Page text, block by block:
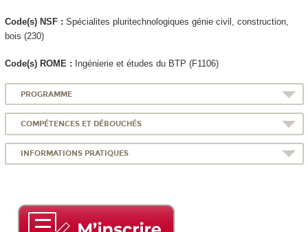
Code(s) NSF : Spécialites pluritechnologiques génie civil, construction,
bois (230)
Code(s) ROME : Ingénierie et études du BTP (F1106)
PROGRAMME
COMPÉTENCES ET DÉBOUCHÉS
INFORMATIONS PRATIQUES